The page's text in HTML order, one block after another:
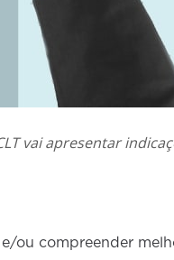
vai apresentar
ou compreender